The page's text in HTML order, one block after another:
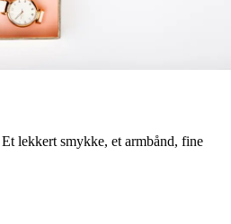
lekkert smykke, et armbånd, fine